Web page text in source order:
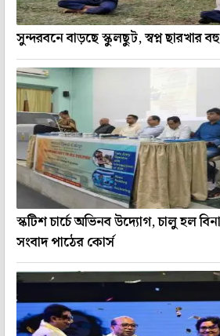
সুন্দরবনে বাড়ছে স্কুলছুট, স্বপ্ন ছারখার
স্কটিশ চার্চে অভিনব উদ্যোগ, চালু হল
সংবাদ পাঠের কোর্স